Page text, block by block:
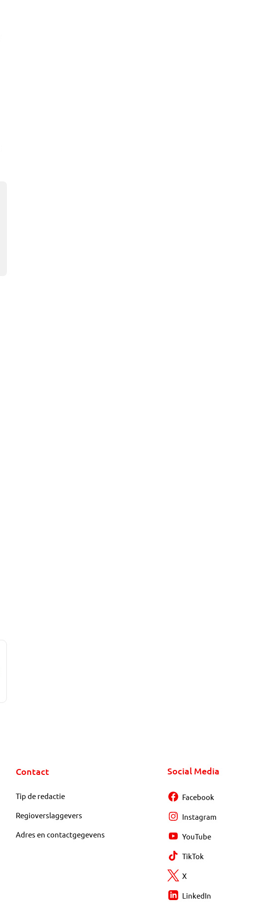
Contact
Tip de redactie
Regioverslaggevers
Adres en contactgegevens
Social Media
Facebook
Instagram
YouTube
TikTok
X
LinkedIn